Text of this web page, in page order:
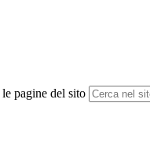
pagine del sito